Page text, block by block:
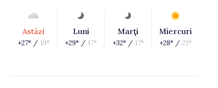
Astăzi
+27° / 19°
Luni
+29° / 17°
Marţi
+32° / 17°
Miercuri
+28° / 23°